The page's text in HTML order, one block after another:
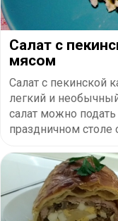
Салат с
мясом
Салат с пекинской
легкий и
салат можно
праздничном столе